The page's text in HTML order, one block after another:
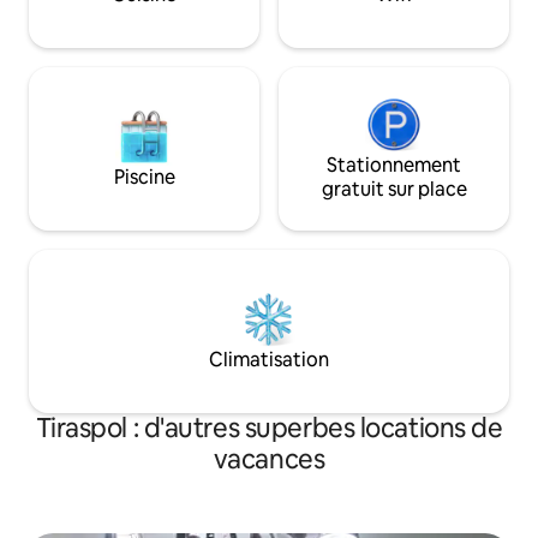
un bien immobilier ici
Piscine
Stationnement
gratuit sur place
Climatisation
Tiraspol : d'autres superbes locations de
vacances